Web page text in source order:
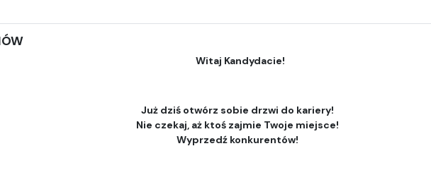
Witaj Kandydacie!
Już dziś otwórz sobie drzwi do kariery!
Nie czekaj, aż ktoś zajmie Twoje miejsce!
Wyprzedź konkurentów!